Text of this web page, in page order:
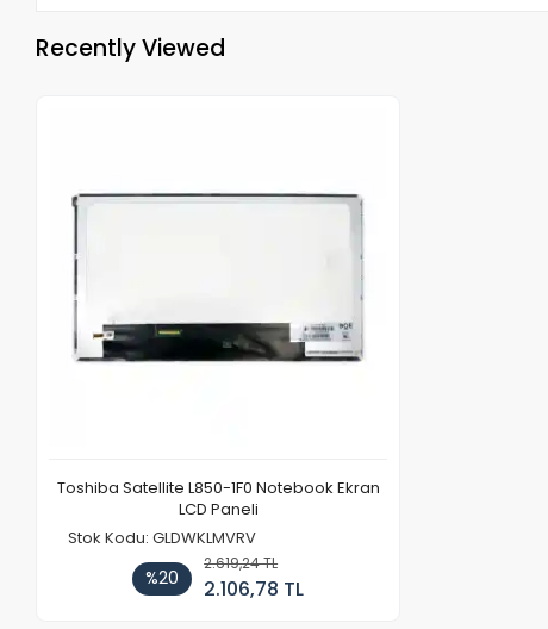
Recently Viewed
Toshiba Satellite L850-1F0 Notebook Ekran
LCD Paneli
Stok Kodu: GLDWKLMVRV
%20
2.619,24 TL
2.106,78 TL